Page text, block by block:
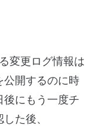
変更ログ情報は
公開するのに時
後にもう一度チ
た後、